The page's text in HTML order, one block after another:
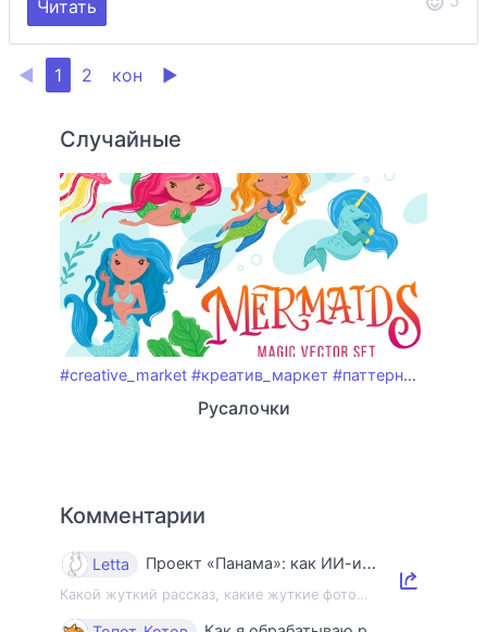
Читать
◀ 1 2 кон ▶
Случайные
#creative_market #креатив_маркет #паттерны
Русалочки
Комментарии
Letta Проект «Панама»: как ИИ-индустрия уничтожает книги и знания
Какой жуткий рассказ, какие жуткие фото…